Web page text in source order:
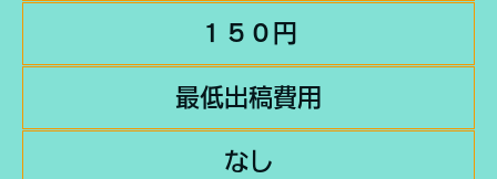
１５０円
最低出稿費用
なし